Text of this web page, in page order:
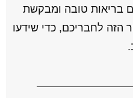
בריאות טובה ומבקשת
הזה לחבריכם, כדי שידעו